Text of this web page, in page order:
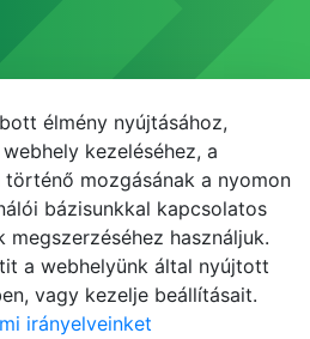
NEPTUN E-learning
élmény nyújtásához,
kezeléséhez, a
mozgásának a nyomon
bázisunkkal kapcsolatos
használjuk.
a webhelyünk által nyújtott
vagy kezelje beállításait.
irányelveinket